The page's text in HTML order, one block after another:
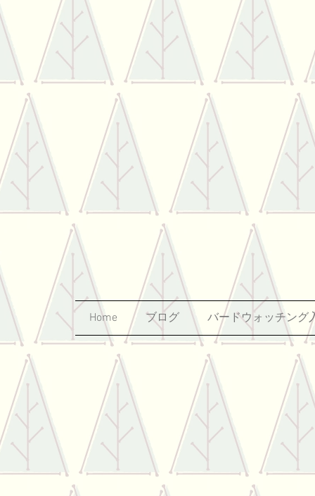
Home ブログ バードウォッチング